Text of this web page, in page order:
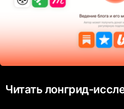
Читать лонгрид-